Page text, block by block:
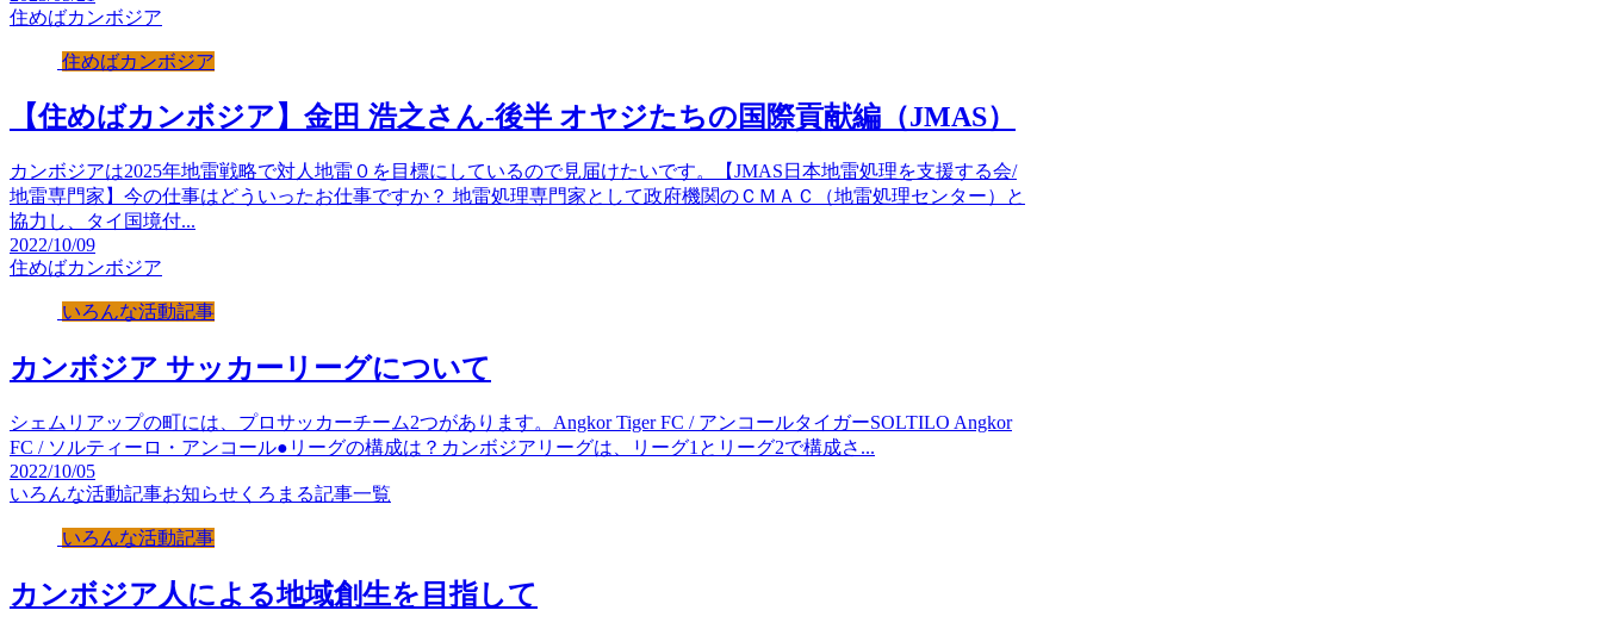
住めばカンボジア
住めばカンボジア
【住めばカンボジア】金田 浩之さん-後半 オヤジたちの国際貢献編（JMAS）
カンボジアは2025年地雷戦略で対人地雷０を目標にしているので見届けたいです。【JMAS日本地雷処理を支援する会/
地雷専門家】今の仕事はどういったお仕事ですか？ 地雷処理専門家として政府機関のＣＭＡＣ（地雷処理センター）と
協力し、タイ国境付...
2022/10/09
住めばカンボジア
いろんな活動記事
カンボジア サッカーリーグについて
シェムリアップの町には、プロサッカーチーム2つがあります。Angkor Tiger FC / アンコールタイガーSOLTILO Angkor
FC / ソルティーロ・アンコール●リーグの構成は？カンボジアリーグは、リーグ1とリーグ2で構成さ...
2022/10/05
いろんな活動記事お知らせ くろまる記事一覧
いろんな活動記事
カンボジア人による地域創生を目指して